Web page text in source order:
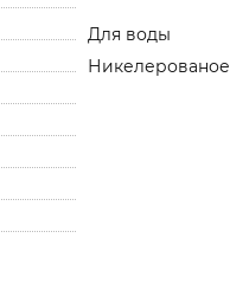
Для воды
Никелерованое